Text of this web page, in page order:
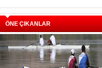
ÖNE ÇIKANLAR